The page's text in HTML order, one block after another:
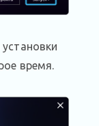
время.